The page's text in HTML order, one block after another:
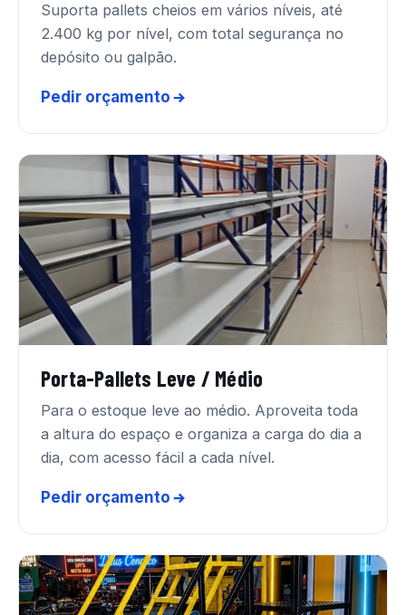
Suporta pallets cheios em vários níveis, até
2.400 kg por nível, com total segurança no
depósito ou galpão.
Pedir orçamento
Porta-Pallets Leve / Médio
Para o estoque leve ao médio. Aproveita toda
a altura do espaço e organiza a carga do dia a
dia, com acesso fácil a cada nível.
Pedir orçamento